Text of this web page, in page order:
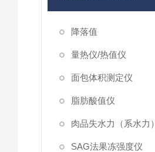
降落值
量热仪/热值仪
面包体积测定仪
脂肪酸值仪
肉品失水力（系水力）
SAG法果冻强度仪